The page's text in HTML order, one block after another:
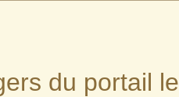
du portail